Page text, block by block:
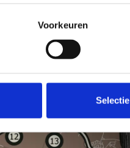
Voorkeuren